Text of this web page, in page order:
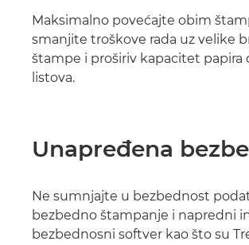
Maksimalno povećajte obim
smanjite troškove rada uz velike
štampe i proširiv kapacitet papira
listova.
Unapređena
Ne sumnjajte u bezbednost
bezbedno štampanje i napredni
bezbednosni softver kao što su